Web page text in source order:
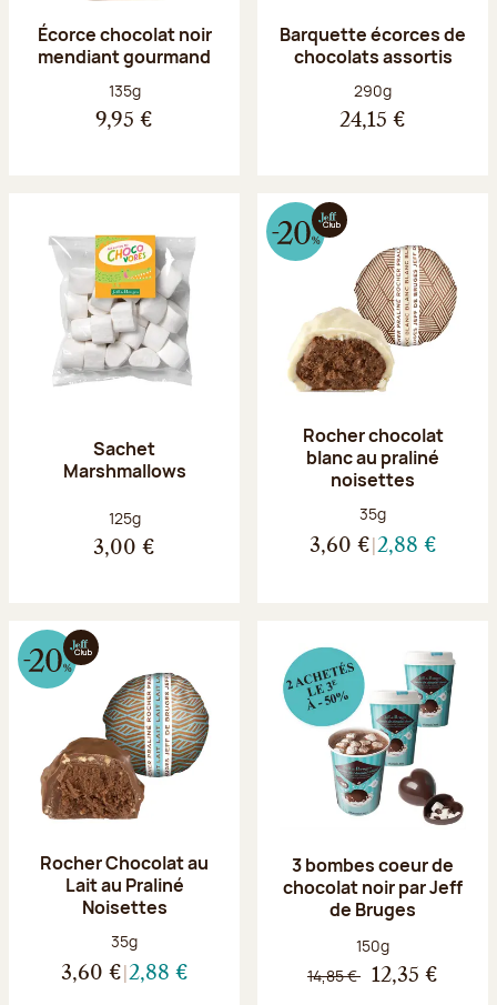
Écorce chocolat noir
mendiant gourmand
Poids net :
135g
9,95 €
Barquette écorces de
chocolats assortis
Poids net :
290g
24,15 €
Sachet
Marshmallows
Poids net :
125g
3,00 €
Rocher chocolat
blanc au praliné
noisettes
Poids net :
35g
3,60 € 2,88 €
Rocher Chocolat au
Lait au Praliné
Noisettes
Poids net :
35g
3,60 € 2,88 €
3 bombes coeur de
chocolat noir par Jeff
de Bruges
Poids net :
150g
14,85 € 12,35 €